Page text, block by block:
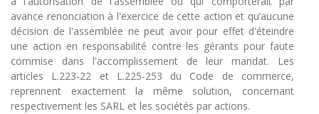
avance renonciation à l'exercice de cette action et qu’aucune
décision de l'assemblée ne peut avoir pour effet d'éteindre
une action en responsabilité contre les gérants pour faute
commise dans l'accomplissement de leur mandat. Les
articles L.223-22 et L.225-253 du Code de commerce,
reprennent exactement la même solution, concernant
respectivement les SARL et les sociétés par actions.